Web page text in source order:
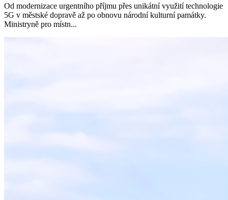
Od modernizace urgentního příjmu přes unikátní využití technologie
5G v městské dopravě až po obnovu národní kulturní památky.
Ministryně pro místn...